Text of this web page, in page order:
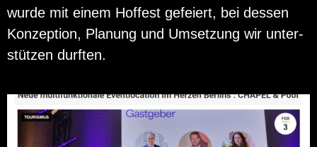
wurde mit einem Hof­fest ge­fei­ert, bei des­sen
Kon­zep­ti­on, Pla­nung und Um­set­zung wir un­ter­
stüt­zen durf­ten.